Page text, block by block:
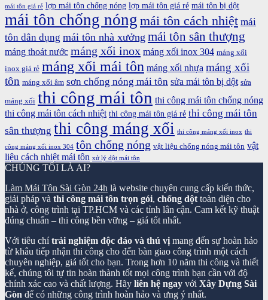
mái tôn giá rẻ lợp mái tôn chống nóng lợp mái tôn giá rẻ mái tôn bị dột
mái tôn chống nóng mái tôn cách nhiệt mái
tôn dân dụng mái tôn nhà xưởng mái tôn sân thượng
máng thoát nước máng xối inox máng xối inox 304 máng xối
inox giá rẻ máng xối mái tôn máng xối nhựa máng xối
tôn máng xối âm sơn chống nóng mái tôn sửa mái tôn bị dột sửa
máng xối thi công mái tôn thi công mái tôn chống nóng
thi công mái tôn cách nhiệt thi công mái tôn giá rẻ thi công mái tôn
sân thượng thi công máng xối thi công máng xối inox thi
công máng xối inox 304 tôn chống nóng vật liệu chống nóng mái tôn vật
liệu cách nhiệt mái tôn xử lý dột mái tôn
CHÚNG TÔI LÀ AI?
Làm Mái Tôn Sài Gòn 24h là website chuyên cung cấp kiến thức,
giải pháp và thi công mái tôn trọn gói, chống dột toàn diện cho
nhà ở, công trình tại TP.HCM và các tỉnh lân cận. Cam kết kỹ thuật
đúng chuẩn – thi công bền vững – giá tốt nhất.
Với tiêu chítrải nghiệm độc đáo và thú vị mang đến sự hoàn hảo
từ khâu tiếp nhận thi công cho đến bàn giao công trình một cách
chuyên nghiệp, giá tốt cho bạn. Trong hơn 10 năm thi công và thiết
kế, chúng tôi tự tin hoàn thành tốt mọi công trình bạn cần với độ
chính xác cao và chất lượng. Hãy liên hệ ngay với Xây Dựng Sài
Gòn để có những công trình hoàn hảo và ưng ý nhất.